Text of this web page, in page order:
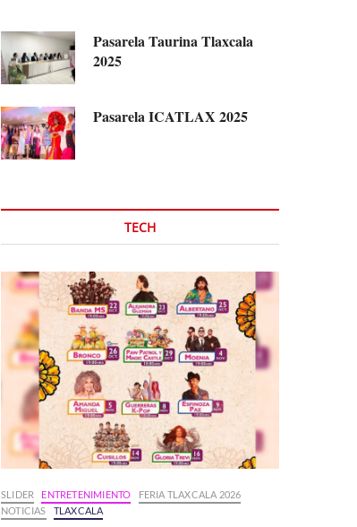
Pasarela Taurina Tlaxcala
2025
Pasarela ICATLAX 2025
TECH
SLIDER ENTRETENIMIENTO
FERIA TLAXCALA 2026
NOTICIAS
TLAXCALA